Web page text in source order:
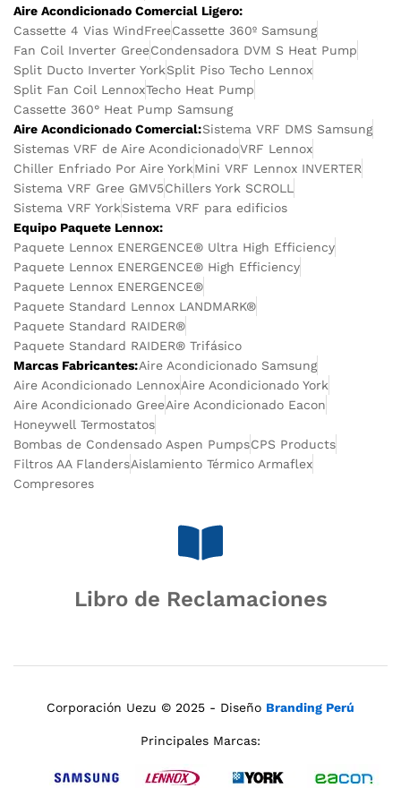
Aire Acondicionado Comercial Ligero:
Cassette 4 Vias WindFreeCassette 360º Samsung
Fan Coil Inverter GreeCondensadora DVM S Heat Pump
Split Ducto Inverter YorkSplit Piso Techo Lennox
Split Fan Coil LennoxTecho Heat Pump
Cassette 360° Heat Pump Samsung
Aire Acondicionado Comercial:Sistema VRF DMS Samsung
Sistemas VRF de Aire AcondicionadoVRF Lennox
Chiller Enfriado Por Aire YorkMini VRF Lennox INVERTER
Sistema VRF Gree GMV5Chillers York SCROLL
Sistema VRF YorkSistema VRF para edificios
Equipo Paquete Lennox:
Paquete Lennox ENERGENCE® Ultra High Efficiency
Paquete Lennox ENERGENCE® High Efficiency
Paquete Lennox ENERGENCE®
Paquete Standard Lennox LANDMARK®
Paquete Standard RAIDER®
Paquete Standard RAIDER® Trifásico
Marcas Fabricantes:Aire Acondicionado Samsung
Aire Acondicionado LennoxAire Acondicionado York
Aire Acondicionado GreeAire Acondicionado Eacon
Honeywell Termostatos
Bombas de Condensado Aspen PumpsCPS Products
Filtros AA FlandersAislamiento Térmico Armaflex
Compresores
Libro de Reclamaciones
Corporación Uezu © 2025 - Diseño Branding Perú
Principales Marcas: